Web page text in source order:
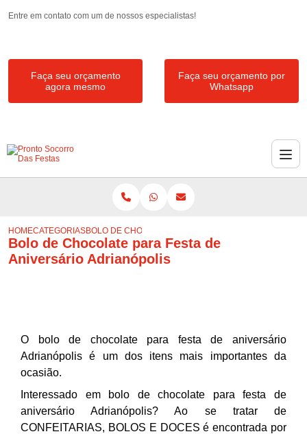
Entre em contato com um de nossos especialistas!
Faça seu orçamento
agora mesmo
Faça seu orçamento por
Whatsapp
HOMECATEGORIASBOLO DE CHOCOLATE PARA FESTA DE ANIVERSÁRIO
Bolo de Chocolate para Festa de
Aniversário Adrianópolis
O bolo de chocolate para festa de aniversário
Adrianópolis é um dos itens mais importantes da
ocasião.
Interessado em bolo de chocolate para festa de
aniversário Adrianópolis? Ao se tratar de
CONFEITARIAS, BOLOS E DOCES é encontrada por